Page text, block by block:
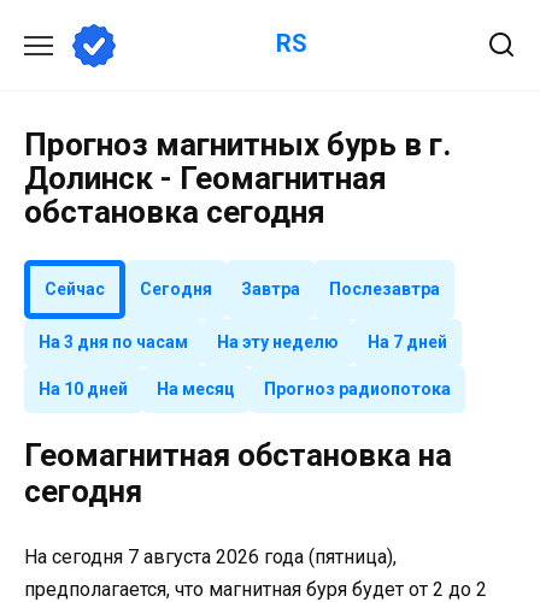
содержанию
RS
Прогноз магнитных бурь в г.
Долинск - Геомагнитная
обстановка сегодня
Сейчас Сегодня Завтра Послезавтра
На 3 дня по часам На эту неделю На 7 дней
На 10 дней На месяц Прогноз радиопотока
Геомагнитная обстановка на
сегодня
На сегодня 7 августа 2026 года (пятница),
предполагается, что магнитная буря будет от 2 до 2